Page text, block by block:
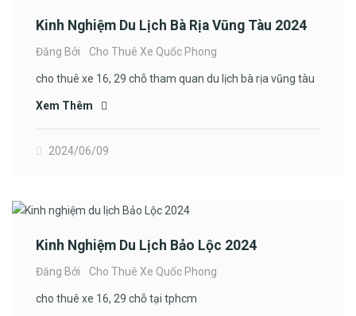
Kinh Nghiệm Du Lịch Bà Rịa Vũng Tàu 2024
Đăng Bởi Cho Thuê Xe Quốc Phong
cho thuê xe 16, 29 chỗ tham quan du lịch bà rịa vũng tàu
Xem Thêm
2024/06/09
Kinh Nghiệm Du Lịch Bảo Lộc 2024
Đăng Bởi Cho Thuê Xe Quốc Phong
cho thuê xe 16, 29 chỗ tại tphcm